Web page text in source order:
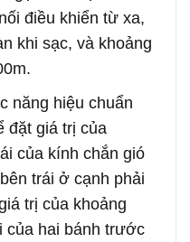
điều khiển từ xa,
khi sạc, và khoảng
năng hiệu chuẩn
đặt giá trị của
của kính chắn gió
trái ở cạnh phải
trị của khoảng
của hai bánh trước